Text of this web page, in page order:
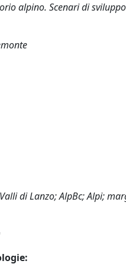
alpino. Scenari di
di Lanzo; AlpBc; Alpi;